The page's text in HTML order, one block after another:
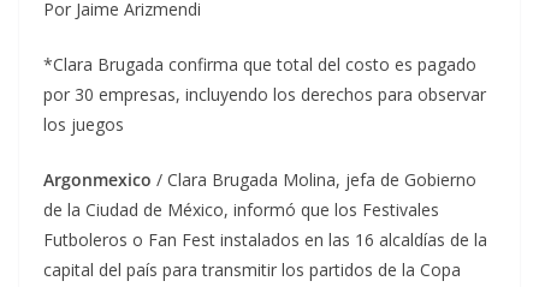
Por Jaime Arizmendi
*Clara Brugada confirma que total del costo es pagado
por 30 empresas, incluyendo los derechos para observar
los juegos
Argonmexico / Clara Brugada Molina, jefa de Gobierno
de la Ciudad de México, informó que los Festivales
Futboleros o Fan Fest instalados en las 16 alcaldías de la
capital del país para transmitir los partidos de la Copa